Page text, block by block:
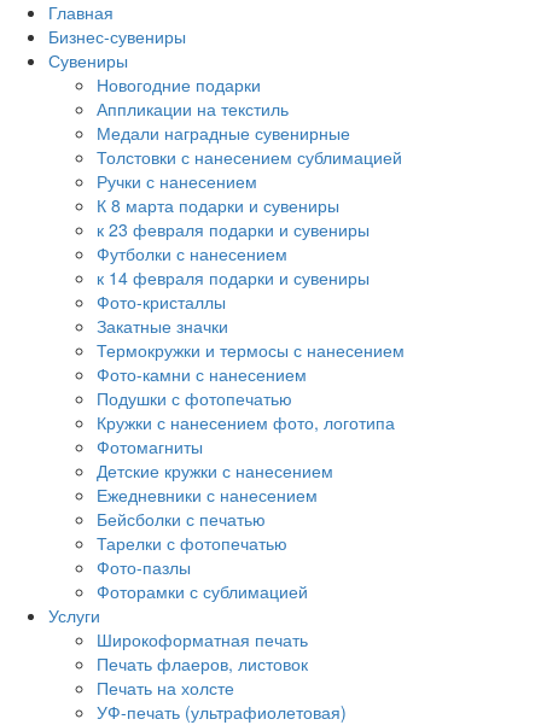
Главная
Бизнес-сувениры
Сувениры
Новогодние подарки
Аппликации на текстиль
Медали наградные сувенирные
Толстовки с нанесением сублимацией
Ручки с нанесением
К 8 марта подарки и сувениры
к 23 февраля подарки и сувениры
Футболки с нанесением
к 14 февраля подарки и сувениры
Фото-кристаллы
Закатные значки
Термокружки и термосы с нанесением
Фото-камни с нанесением
Подушки с фотопечатью
Кружки с нанесением фото, логотипа
Фотомагниты
Детские кружки с нанесением
Ежедневники с нанесением
Бейсболки с печатью
Тарелки с фотопечатью
Фото-пазлы
Фоторамки с сублимацией
Услуги
Широкоформатная печать
Печать флаеров, листовок
Печать на холсте
УФ-печать (ультрафиолетовая)